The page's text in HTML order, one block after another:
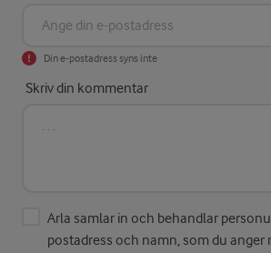
Din e-postadress syns inte
Skriv din kommentar
Arla samlar in och behandlar
postadress och namn, som du anger